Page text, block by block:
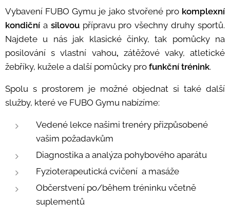
Vybavení FUBO Gymu je jako stvořené pro komplexní
kondiční a silovou přípravu pro všechny druhy sportů.
Najdete u nás jak klasické činky, tak pomůcky na
posilování s vlastní vahou, zátěžové vaky, atletické
žebříky, kužele a další pomůcky pro funkční trénink.
Spolu s prostorem je možné objednat si také další
služby, které ve FUBO Gymu nabízíme:
Vedené lekce našimi trenéry přizpůsobené
vašim požadavkům
Diagnostika a analýza pohybového aparátu
Fyzioterapeutická cvičení a masáže
Občerstvení po/během tréninku včetně
suplementů